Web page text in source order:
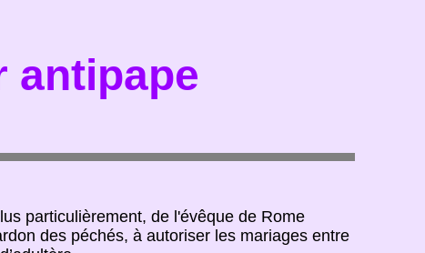
antipape
particulièrement, de l'évêque de Rome
des péchés, à autoriser les mariages entre